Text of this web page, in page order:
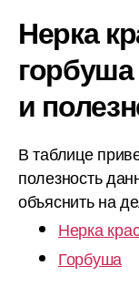
Нерка
и
В таблице
полезность
объяснить на
Нерка
Горбуша